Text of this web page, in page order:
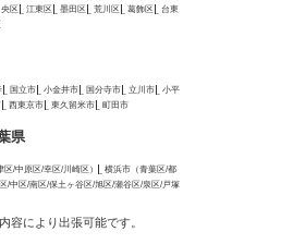
区 江東区 墨田区 荒川区 葛飾区
台東
国立市 小金井市 国分寺市 立川市
小平
西東京市 東久留米市 町田市
県
/中原区/幸区/川崎区）
横浜市（青葉区/都
/中区/南区/保土ヶ谷区/旭区/瀬谷区/泉区/戸塚
容により出張可能です。